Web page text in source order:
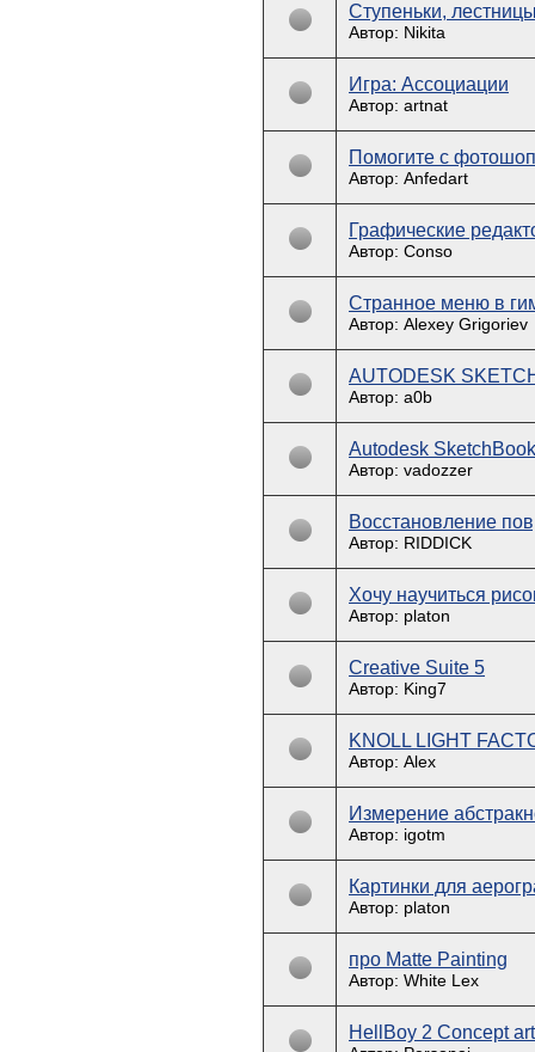
Ступеньки,
Автор: Nikita
Игра: Ассоциации
Автор: artnat
Помогите с
Автор: Anfedart
Графические
Автор: Conso
Странное меню в
Автор: Alexey Grigoriev
AUTODESK
Автор: a0b
Autodesk
Автор: vadozzer
Восстановление
Автор: RIDDICK
Хочу научиться
Автор: platon
Creative Suite 5
Автор: King7
KNOLL LIGHT
Автор: Alex
Измерение
Автор: igotm
Картинки для
Автор: platon
про Matte Painting
Автор: White Lex
HellBoy 2 Concept art